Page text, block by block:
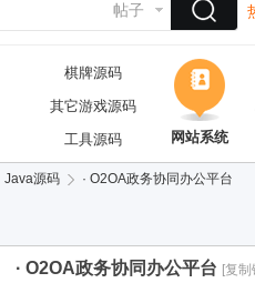
帖子
棋牌源码
其它游戏源码
工具源码 网站系统
Java源码
›
· O2OA政务协同办公平台
· O2OA政务协同办公平台 [复制